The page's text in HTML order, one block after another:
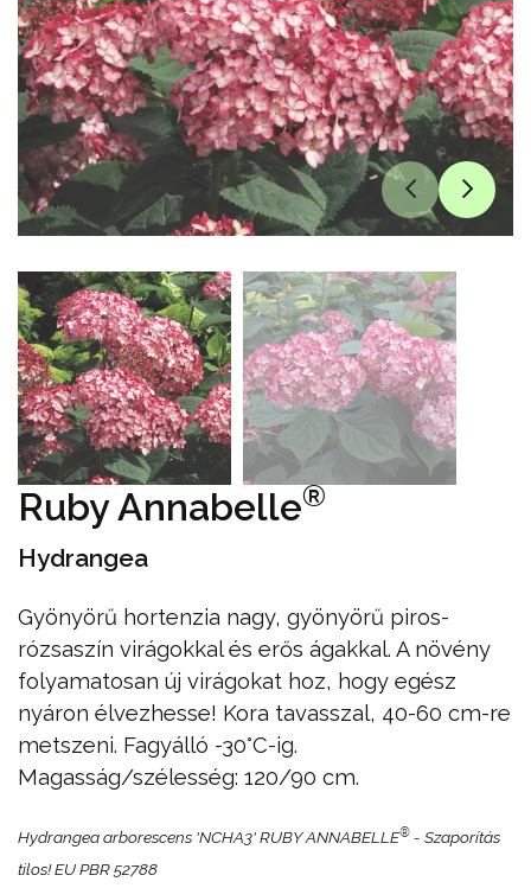
Ruby Annabelle®
Hydrangea
Gyönyörű hortenzia nagy, gyönyörű piros-
rózsaszín virágokkal és erős ágakkal. A növény
folyamatosan új virágokat hoz, hogy egész
nyáron élvezhesse! Kora tavasszal, 40-60 cm-re
metszeni. Fagyálló -30°C-ig.
Magasság/szélesség: 120/90 cm.
Hydrangea arborescens 'NCHA3' RUBY ANNABELLE® - Szaporítás
tilos! EU PBR 52788